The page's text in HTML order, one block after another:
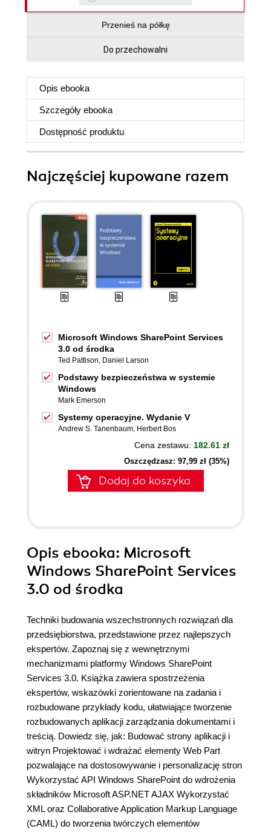
Przenieś na półkę
Do przechowalni
Opis ebooka
Szczegóły ebooka
Dostępność produktu
Najczęściej kupowane razem
Microsoft Windows SharePoint Services
3.0 od środka
Ted Pattison, Daniel Larson
Podstawy bezpieczeństwa w systemie
Windows
Mark Emerson
Systemy operacyjne. Wydanie V
Andrew S. Tanenbaum, Herbert Bos
Cena zestawu: 182.61 zł
Oszczędzasz: 97,99 zł (35%)
Dodaj do koszyka
Opis ebooka: Microsoft
Windows SharePoint Services
3.0 od środka
Techniki budowania wszechstronnych rozwiązań dla
przedsiębiorstwa, przedstawione przez najlepszych
ekspertów. Zapoznaj się z wewnętrznymi
mechanizmami platformy ­Windows SharePoint
Services 3.0. Książka zawiera spostrzeżenia
ekspertów, wskazówki zorientowane na zadania i
rozbudowane przykłady kodu, ułatwiające tworzenie
rozbudowanych aplikacji zarządzania dokumentami i
treścią. Dowiedz się, jak: Budować strony aplikacji i
witryn Projektować i wdrażać elementy Web Part
pozwalające na dostosowywanie i personalizację stron
Wykorzystać API Windows SharePoint do wdrożenia
składników Microsoft ASP.NET AJAX Wykorzystać
XML oraz Collaborative Application Markup Language
(CAML) do tworzenia twórczych elementów